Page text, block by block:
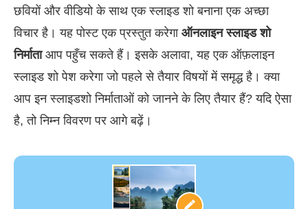
छवियों और वीडियो के साथ एक स्लाइड शो बनाना एक अच्छा
विचार है। यह पोस्ट एक प्रस्तुत करेगा ऑनलाइन स्लाइड शो
निर्माताआप पहुँच सकते हैं। इसके अलावा, यह एक ऑफ़लाइन
स्लाइड शो पेश करेगा जो पहले से तैयार विषयों में समृद्ध है। क्या
आप इन स्लाइडशो निर्माताओं को जानने के लिए तैयार हैं? यदि ऐसा
है, तो निम्न विवरण पर आगे बढ़ें।